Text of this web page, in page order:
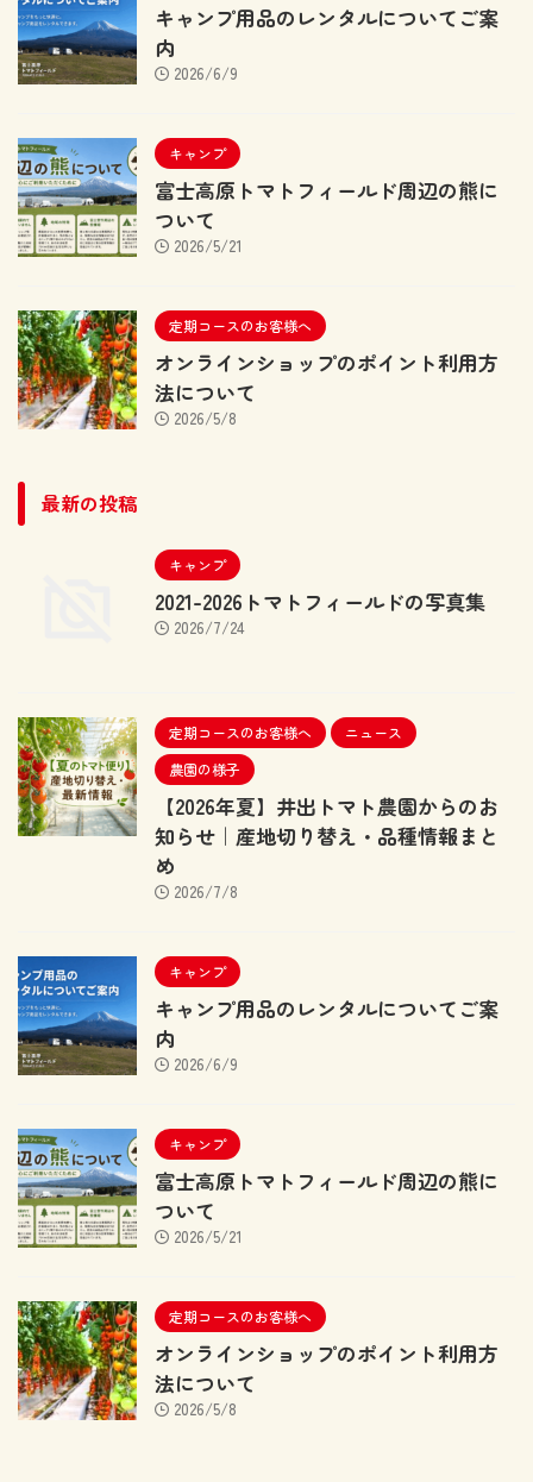
キャンプ用品のレンタルについてご案
内
2026/6/9
キャンプ
富士高原トマトフィールド周辺の熊に
ついて
2026/5/21
定期コースのお客様へ
オンラインショップのポイント利用方
法について
2026/5/8
最新の投稿
キャンプ
2021-2026トマトフィールドの写真集
2026/7/24
定期コースのお客様へ
ニュース
農園の様子
【2026年夏】井出トマト農園からのお
知らせ｜産地切り替え・品種情報まと
め
2026/7/8
キャンプ
キャンプ用品のレンタルについてご案
内
2026/6/9
キャンプ
富士高原トマトフィールド周辺の熊に
ついて
2026/5/21
定期コースのお客様へ
オンラインショップのポイント利用方
法について
2026/5/8